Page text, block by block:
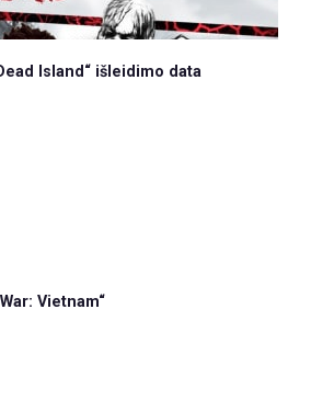
Island“ išleidimo data
Vietnam“